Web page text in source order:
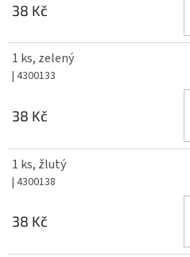
38 Kč
1 ks, zelený
| 4300133
38 Kč
1 ks, žlutý
| 4300138
38 Kč